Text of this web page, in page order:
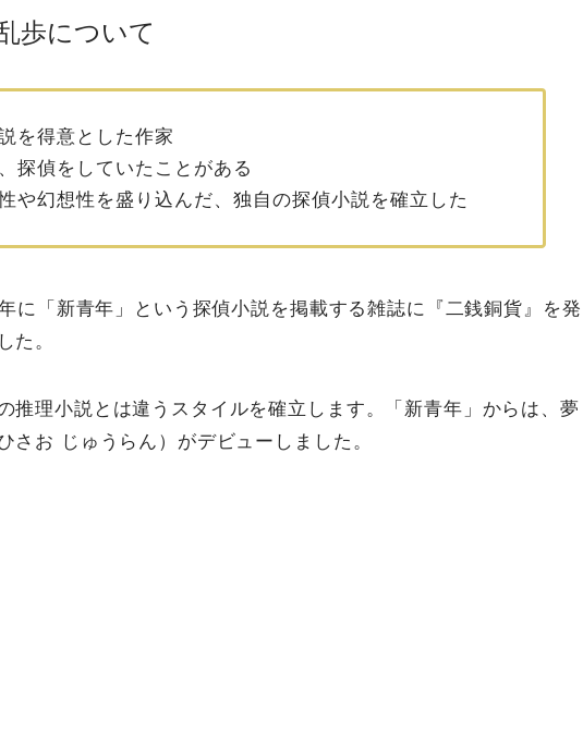
歩について
を得意とした作家
探偵をしていたことがある
や幻想性を盛り込んだ、独自の探偵小説を確立した
に「新青年」という探偵小説を掲載する雑誌に『二銭銅貨』を発
た。
推理小説とは違うスタイルを確立します。「新青年」からは、夢
さお じゅうらん）がデビューしました。